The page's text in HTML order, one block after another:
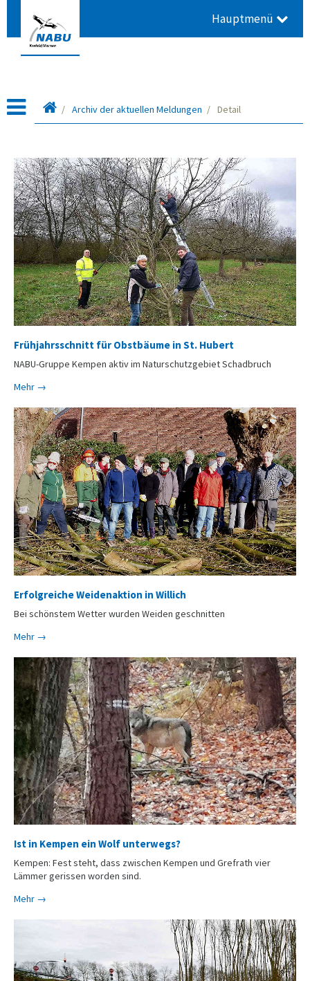
Hauptmenü
Startseite
Archiv der aktuellen Meldungen Detail
Frühjahrsschnitt für Obstbäume in St. Hubert
NABU-Gruppe Kempen aktiv im Naturschutzgebiet Schadbruch
Mehr →
Erfolgreiche Weidenaktion in Willich
Bei schönstem Wetter wurden Weiden geschnitten
Mehr →
Ist in Kempen ein Wolf unterwegs?
Kempen: Fest steht, dass zwischen Kempen und Grefrath vier
Lämmer gerissen worden sind.
Mehr →